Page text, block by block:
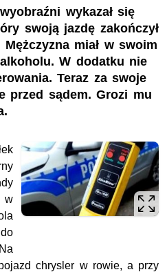
wykazał się
swoją jazdę zakończył
miał w swoim
W dodatku nie
Teraz za swoje
przed sądem. Grozi mu
w
chrysler w rowie, a przy